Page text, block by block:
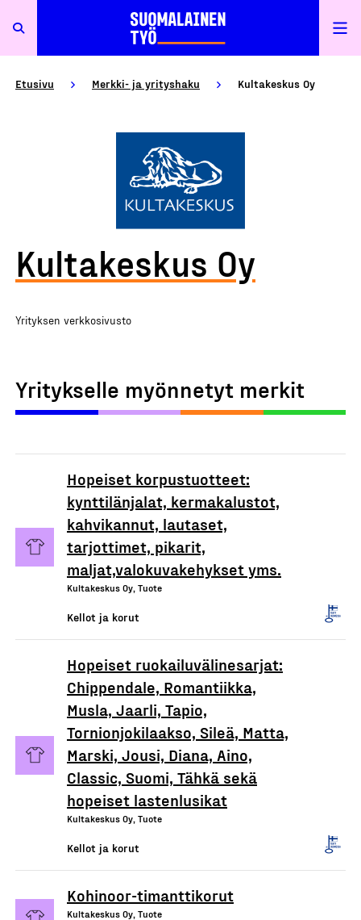
Etusivu Merkki- ja yrityshaku Kultakeskus Oy
Kultakeskus Oy
Yrityksen verkkosivusto
Yritykselle myönnetyt merkit
Hopeiset korpustuotteet:
kynttilänjalat, kermakalustot,
kahvikannut, lautaset,
tarjottimet, pikarit,
maljat,valokuvakehykset yms.
Kultakeskus Oy, Tuote
Kellot ja korut
Hopeiset ruokailuvälinesarjat:
Chippendale, Romantiikka,
Musla, Jaarli, Tapio,
Tornionjokilaakso, Sileä, Matta,
Marski, Jousi, Diana, Aino,
Classic, Suomi, Tähkä sekä
hopeiset lastenlusikat
Kultakeskus Oy, Tuote
Kellot ja korut
Kohinoor-timanttikorut
Kultakeskus Oy, Tuote